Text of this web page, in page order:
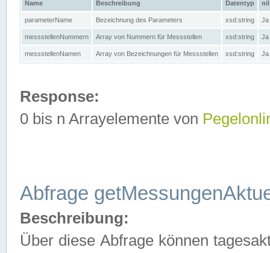
Name Beschreibung Datentyp nil
parameterName Bezeichnung des Parameters xsd:string Ja
messstellenNummern Array von Nummern für Messstellen xsd:string Ja
messstellenNamen Array von Bezeichnungen für Messstellen xsd:string Ja
Response:
0 bis n Arrayelemente von
Abfrage
Beschreibung:
Über diese Abfrage können